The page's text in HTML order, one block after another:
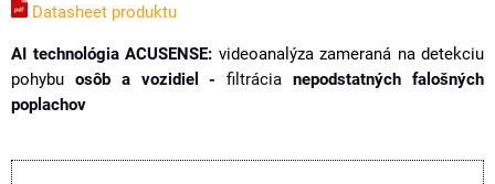
Datasheet produktu
AI technológia ACUSENSE: videoanalýza zameraná na detekciu
pohybu osôb a vozidiel -filtrácia nepodstatných falošných
poplachov